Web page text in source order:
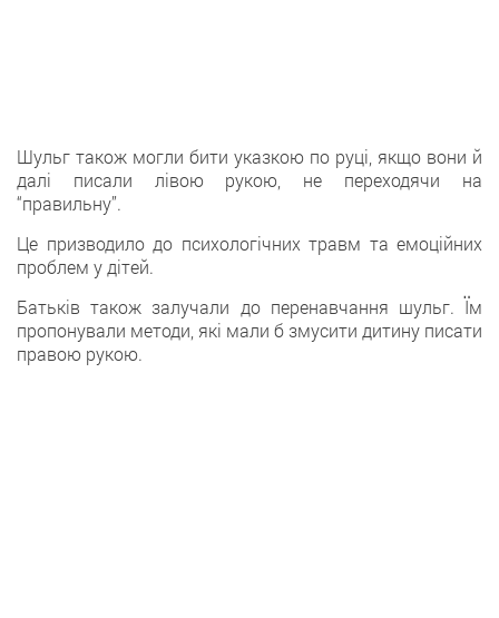
Шульг також могли бити указкою по руці, якщо вони й
далі писали лівою рукою, не переходячи на
“правильну”.
Це призводило до психологічних травм та емоційних
проблем у дітей.
Батьків також залучали до перенавчання шульг. Їм
пропонували методи, які мали б змусити дитину писати
правою рукою.